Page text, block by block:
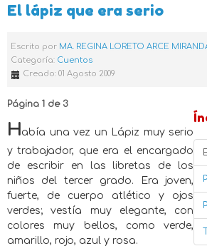
El lápiz que era serio
Escrito por MA. REGINA LORETO ARCE
Categoría: Cuentos
Creado: 01 Agosto 2009
Página 1 de 3
Había una vez un Lápiz muy serio
y trabajador, que era el encargado
de escribir en las libretas de los
niños del tercer grado. Era joven,
fuerte, de cuerpo atlético y ojos
verdes; vestía muy elegante, con
colores muy bellos, como verde,
amarillo, rojo, azul y rosa.